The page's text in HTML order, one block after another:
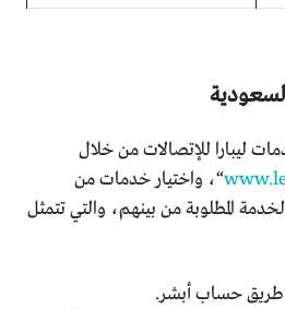
ليبارا للإتصالات من خلال
“، واختيار خدمات من
المطلوبة من بينهم، والتي تتمثل
حساب أبشر.